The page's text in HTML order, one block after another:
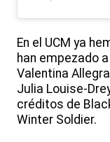
En el UCM ya
han empezado
Valentina
Julia Louise-
créditos de
Winter Soldier.